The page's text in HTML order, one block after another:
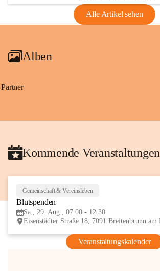
Alle Artikel sehen
Alben
Partner
Kommende Veranstaltungen
Gemeinschaft & Vereinsleben
Blutspenden
Sa., 29. Aug., 07:00 - 12:30
Veranstaltungskalender